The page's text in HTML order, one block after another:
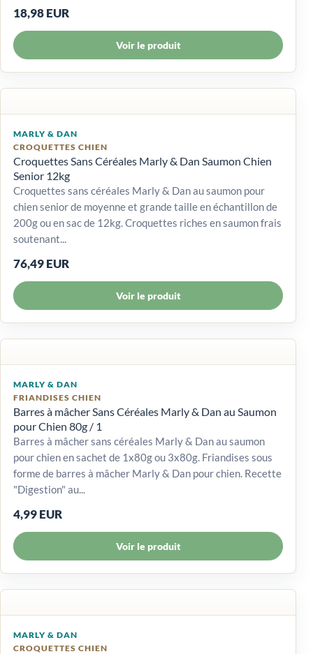
18,98 EUR
Voir le produit
MARLY & DAN
CROQUETTES CHIEN
Croquettes Sans Céréales Marly & Dan Saumon Chien
Senior 12kg
Croquettes sans céréales Marly & Dan au saumon pour
chien senior de moyenne et grande taille en échantillon de
200g ou en sac de 12kg. Croquettes riches en saumon frais
soutenant...
76,49 EUR
Voir le produit
MARLY & DAN
FRIANDISES CHIEN
Barres à mâcher Sans Céréales Marly & Dan au Saumon
pour Chien 80g / 1
Barres à mâcher sans céréales Marly & Dan au saumon
pour chien en sachet de 1x80g ou 3x80g. Friandises sous
forme de barres à mâcher Marly & Dan pour chien. Recette
"Digestion" au...
4,99 EUR
Voir le produit
MARLY & DAN
CROQUETTES CHIEN